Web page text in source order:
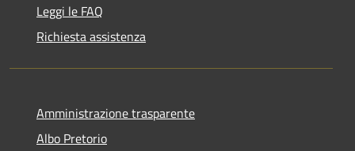
Leggi le FAQ
Richiesta assistenza
Amministrazione trasparente
Albo Pretorio